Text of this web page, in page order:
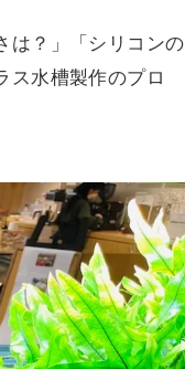
は？」「シリコンの
ス水槽製作のプロ